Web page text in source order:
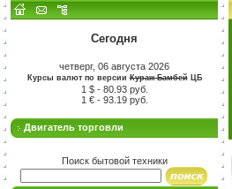
Сегодня
четверг, 06 августа 2026
Курсы валют по версииКураж-БамбейЦБ
1 $ - 80.93 руб.
1 € - 93.19 руб.
Двигатель торговли
Поиск бытовой техники